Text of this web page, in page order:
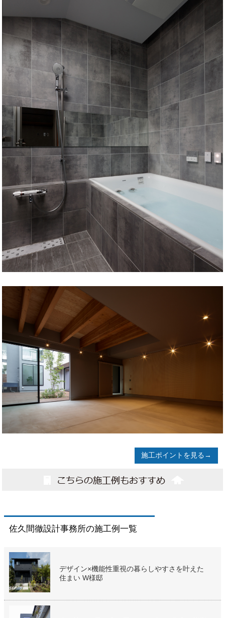
施工ポイントを見る→
佐久間徹設計事務所の施工例一覧
デザイン×機能性重視の暮らしやすさを叶えた
住まい W様邸